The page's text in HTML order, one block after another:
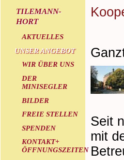
TILEMANN-
HORT
AKTUELLES
UNSER ANGEBOT
WIR ÜBER UNS
DER
MINISEGLER
BILDER
FREIE STELLEN
SPENDEN
KONTAKT+
ÖFFNUNGSZEITEN
Seit
mit